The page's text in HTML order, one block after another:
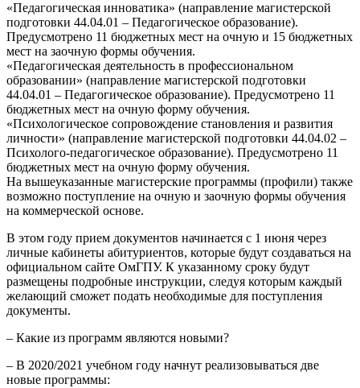
«Педагогическая инноватика» (направление магистерской
подготовки 44.04.01 – Педагогическое образование).
Предусмотрено 11 бюджетных мест на очную и 15 бюджетных
мест на заочную формы обучения.
«Педагогическая деятельность в профессиональном
образовании» (направление магистерской подготовки
44.04.01 – Педагогическое образование). Предусмотрено 11
бюджетных мест на очную форму обучения.
«Психологическое сопровождение становления и развития
личности» (направление магистерской подготовки 44.04.02 –
Психолого-педагогическое образование). Предусмотрено 11
бюджетных мест на очную форму обучения.
На вышеуказанные магистерские программы (профили) также
возможно поступление на очную и заочную формы обучения
на коммерческой основе.
В этом году прием документов начинается с 1 июня через
личные кабинеты абитуриентов, которые будут создаваться на
официальном сайте ОмГПУ. К указанному сроку будут
размещены подробные инструкции, следуя которым каждый
желающий сможет подать необходимые для поступления
документы.
– Какие из программ являются новыми?
– В 2020/2021 учебном году начнут реализовываться две
новые программы: